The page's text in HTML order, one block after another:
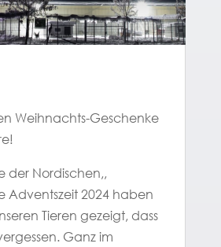
Weihnachts-Geschenke
der Nordischen,,
Adventszeit 2024 haben
Tieren gezeigt, dass
Ganz im